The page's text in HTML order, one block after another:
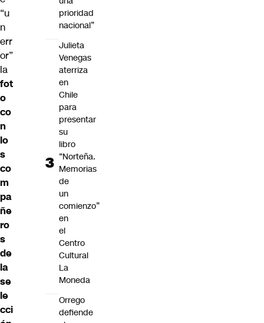
“u
n
err
or”
la
fot
o
co
n
lo
s
co
m
pa
ñe
ro
s
de
la
se
le
cci
prioridad
nacional”
Julieta
Venegas
aterriza
en
Chile
para
presentar
su
libro
“Norteña.
Memorias
de
un
comienzo”
en
el
Centro
Cultural
La
Moneda
Orrego
defiende